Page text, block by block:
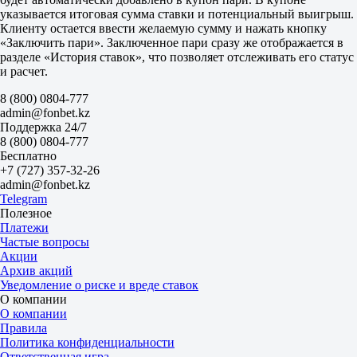
1.87
Нет
1.88
ИТ 1
Б
0.5
1.53
2.40
ИТ 2
Б
М
0.5
1.17
4.15
1-я лига. Сезон 26/27
1
Х
2
Нефтехимик
-
Шинник
14 августа в 18:00
2.60
указывается итоговая сумма ставки и потенциальный выигрыш.
Клиенту остается ввести желаемую сумму и нажать кнопку
«Заключить пари». Заключенное пари сразу же отображается в
разделе «История ставок», что позволяет отслеживать его статус
и расчет.
8 (800) 0804-777
admin@fonbet.kz
Поддержка 24/7
8 (800) 0804-777
Бесплатно
+7 (727) 357-32-26
admin@fonbet.kz
Telegram
Полезное
Платежи
Частые вопросы
Акции
Архив акций
Уведомление о риске и вреде ставок
О компании
О компании
Правила
Политика конфиденциальности